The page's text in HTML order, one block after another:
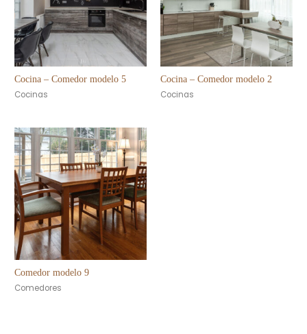
Cocina – Comedor modelo 5
Cocinas
Cocina – Comedor modelo 2
Cocinas
Comedor modelo 9
Comedores